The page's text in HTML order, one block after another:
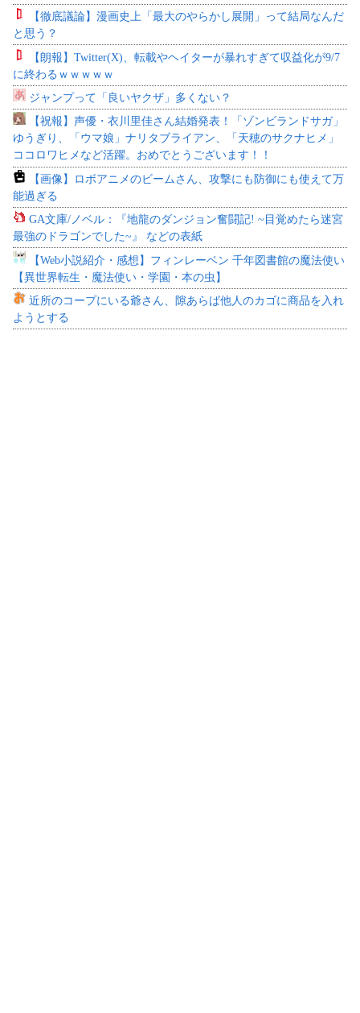
【徹底議論】漫画史上「最大のやらかし展開」って結局なんだ
と思う？
【朗報】Twitter(X)、転載やヘイターが暴れすぎて収益化が9/7
に終わるｗｗｗｗｗ
ジャンプって「良いヤクザ」多くない？
【祝報】声優・衣川里佳さん結婚発表！「ゾンビランドサガ」
ゆうぎり、「ウマ娘」ナリタブライアン、「天穂のサクナヒメ」
ココロワヒメなど活躍。おめでとうございます！！
【画像】ロボアニメのビームさん、攻撃にも防御にも使えて万
能過ぎる
GA文庫/ノベル：『地龍のダンジョン奮闘記! ~目覚めたら迷宮
最強のドラゴンでした~』 などの表紙
【Web小説紹介・感想】フィンレーベン 千年図書館の魔法使い
【異世界転生・魔法使い・学園・本の虫】
近所のコープにいる爺さん、隙あらば他人のカゴに商品を入れ
ようとする